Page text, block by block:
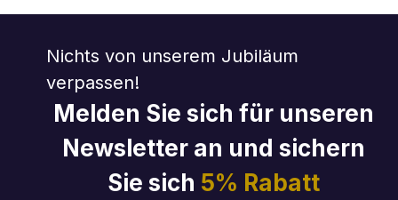
Nichts von unserem Jubiläum
verpassen!
Melden Sie sich für unseren
Newsletter an und sichern
Sie sich 5% Rabatt